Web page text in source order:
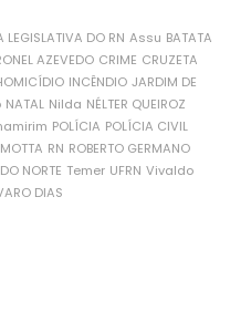
LEGISLATIVA DO RN Assu BATATA
AZEVEDO CRIME CRUZETA
INCÊNDIO JARDIM DE
NATAL Nilda NÉLTER QUEIROZ
POLÍCIA POLÍCIA CIVIL
RN ROBERTO GERMANO
NORTE Temer UFRN Vivaldo
DIAS